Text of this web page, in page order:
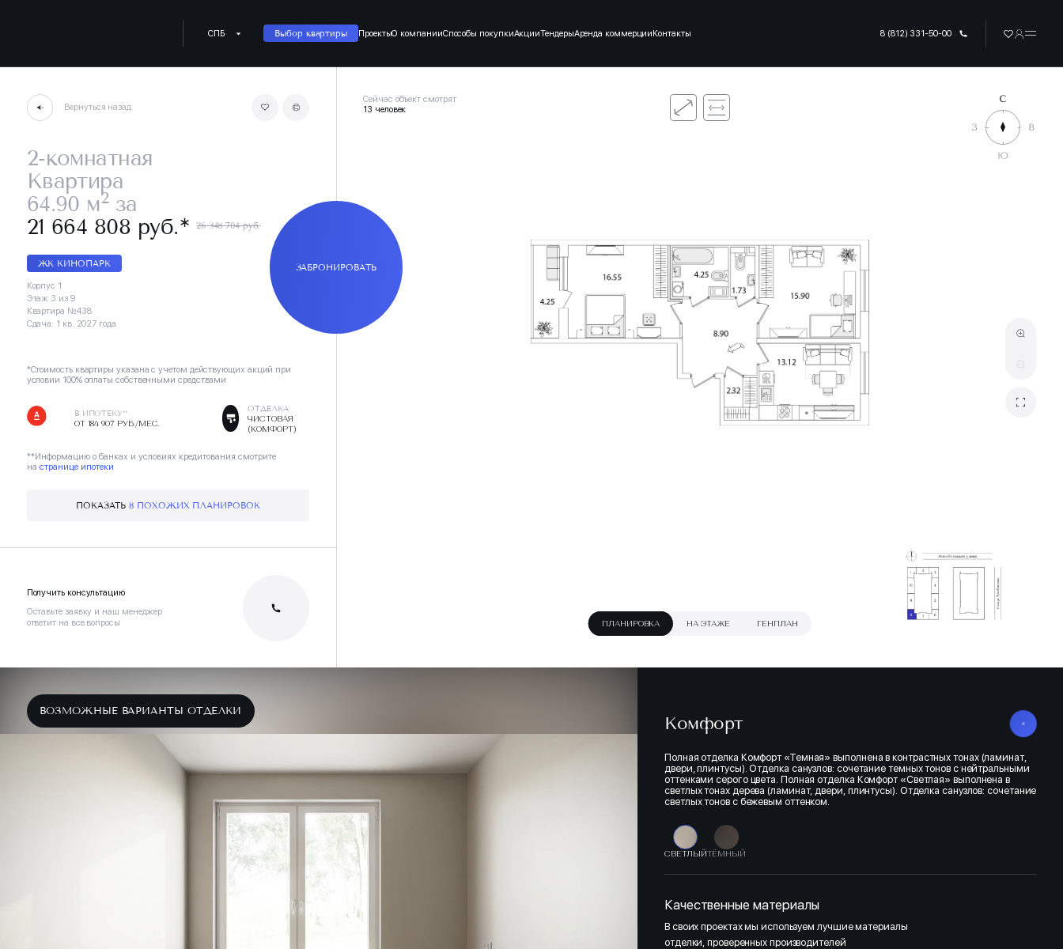
СПБ Выбор квартиры ПроектыО компанииСпособы покупкиАкцииТендерыАренда коммерцииКонтакты 8 (812) 331-50-00
Вернуться назад
2-комнатная
Квартира
64.90 м2за
21 664 808 руб.∗ 26 348 704 руб.
ЖК КИНОПАРК
Корпус 1
Этаж 3 из 9
Квартира №438
Сдача: 1 кв. 2027 года
*Стоимость квартиры указана с учетом действующих акций при
условии 100% оплаты собственными средствами
В ИПОТЕКУ**
ОТ 184 907 РУБ./МЕС.
ОТДЕЛКА
ЧИСТОВАЯ
(КОМФОРТ)
**Информацию о банках и условиях кредитования смотрите
на странице ипотеки
ПОКАЗАТЬ8 ПОХОЖИХ ПЛАНИРОВОК
ЗАБРОНИРОВАТЬ
Получить консультацию
Оставьте заявку и наш менеджер
ответит на все вопросы
Сейчас объект смотрят
13 человек
ПЛАНИРОВКА НА ЭТАЖЕ ГЕНПЛАН
ВОЗМОЖНЫЕ ВАРИАНТЫ ОТДЕЛКИ
Комфорт
Полная отделка Комфорт «Темная» выполнена в контрастных тонах (ламинат,
двери, плинтусы). Отделка санузлов: сочетание темных тонов с нейтральными
оттенками серого цвета. Полная отделка Комфорт «Светлая» выполнена в
светлых тонах дерева (ламинат, двери, плинтусы). Отделка санузлов: сочетание
светлых тонов с бежевым оттенком.
СВЕТЛЫЙ ТЁМНЫЙ
Качественные материалы
В своих проектах мы используем лучшие материалы
отделки, проверенных производителей